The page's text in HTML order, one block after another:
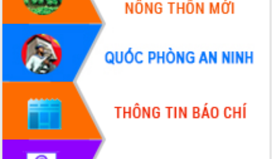
Đắk Lắk sơ kết 4 năm triển khai thực
hiện Đề án 06 của Chính phủ
Họp báo thông tin về Hội nghị Công bố
Quy hoạch và Xúc tiến đầu tư tỉnh Đắk
Lắk
Khơi thông điểm nghẽn, đẩy nhanh
giải ngân vốn khắc phục thiên tai
HĐND tỉnh thông qua điều chỉnh Quy
hoạch tỉnh thời kỳ 2021-2030
Hội thảo góp ý hồ sơ điều chỉnh quy
hoạch tỉnh Đắk Lắk thời kỳ 2021-2030,
tầm nhìn đến năm 2050